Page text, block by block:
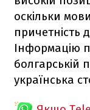
оскільки
причетність
Інформацію
болгарській
українська